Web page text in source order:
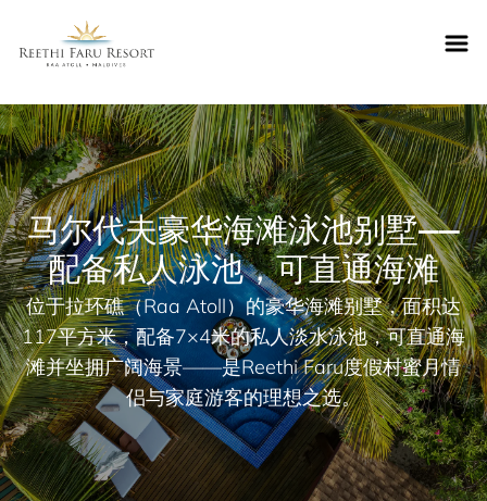
Reethifaru home
马尔代夫豪华海滩泳池别墅——
配备私人泳池，可直通海滩
位于拉环礁（Raa Atoll）的豪华海滩别墅，面积达
117平方米，配备7×4米的私人淡水泳池，可直通海
滩并坐拥广阔海景——是Reethi Faru度假村蜜月情
侣与家庭游客的理想之选。